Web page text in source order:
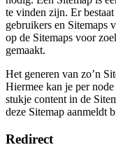
te vinden zijn. Er
gebruikers en Sitemaps
op de Sitemaps voor
gemaakt.
Het generen van zo’n
Hiermee kan je per
stukje content in de
deze Sitemap aanmeldt
Redirect